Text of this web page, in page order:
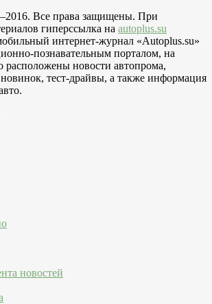
Все права защищены. При
гиперссылка на autoplus.su
интернет-журнал «Autoplus.su»
познавательным порталом, на
расположены новости автопрома,
тест-драйвы, а также информация
новостей